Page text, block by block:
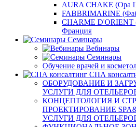
AURA CHAKE (Ора
FABBRIMARINE
CHARME
Франция
Семинары
Вебинары
Семинары
Обучение врачей и
СПА
ОБОРУДОВАНИЕ И
УСЛУГИ ДЛЯ
КОНЦЕПТОЛОГИЯ И
ПРОЕКТИРОВАНИЕ
УСЛУГИ ДЛЯ